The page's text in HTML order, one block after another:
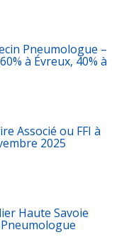
Pneumologue –
à Évreux, 40% à
Associé ou FFI à
2025
Haute Savoie